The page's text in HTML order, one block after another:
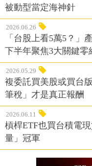
被動型當定海神針
2026.06.26
「台股上看5萬5？」
下半年聚焦3大關鍵零
2026.05.29
複委託買美股或買台
筆稅」才是真正報酬
2026.06.11
槓桿ETF也買台積電
量」冠軍